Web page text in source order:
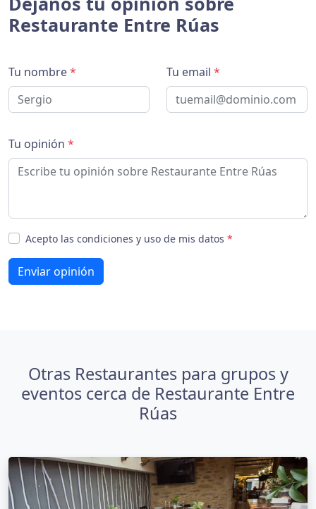
Restaurante Entre Rúas
Tu nombre* Tu email *
Tu opinión *
Acepto las condiciones y uso de mis datos *
Enviar opinión
Otras Restaurantes para grupos y
eventos cerca de Restaurante Entre
Rúas